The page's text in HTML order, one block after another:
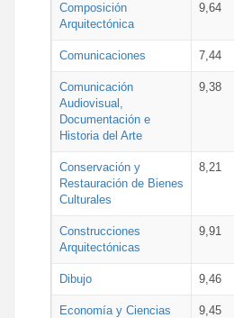
Composición
Arquitectónica
9,64
Comunicaciones 7,44
Comunicación
Audiovisual,
Documentación e
Historia del Arte
9,38
Conservación y
Restauración de Bienes
Culturales
8,21
Construcciones
Arquitectónicas
9,91
Dibujo 9,46
Economía y Ciencias
9,45